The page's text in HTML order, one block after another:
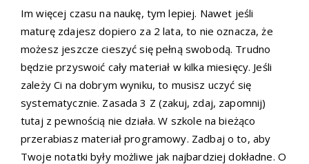
Im więcej czasu na naukę, tym lepiej. Nawet jeśli
maturę zdajesz dopiero za 2 lata, to nie oznacza, że
możesz jeszcze cieszyć się pełną swobodą. Trudno
będzie przyswoić cały materiał w kilka miesięcy. Jeśli
zależy Ci na dobrym wyniku, to musisz uczyć się
systematycznie. Zasada 3 Z (zakuj, zdaj, zapomnij)
tutaj z pewnością nie działa. W szkole na bieżąco
przerabiasz materiał programowy. Zadbaj o to, aby
Twoje notatki były możliwe jak najbardziej dokładne. O